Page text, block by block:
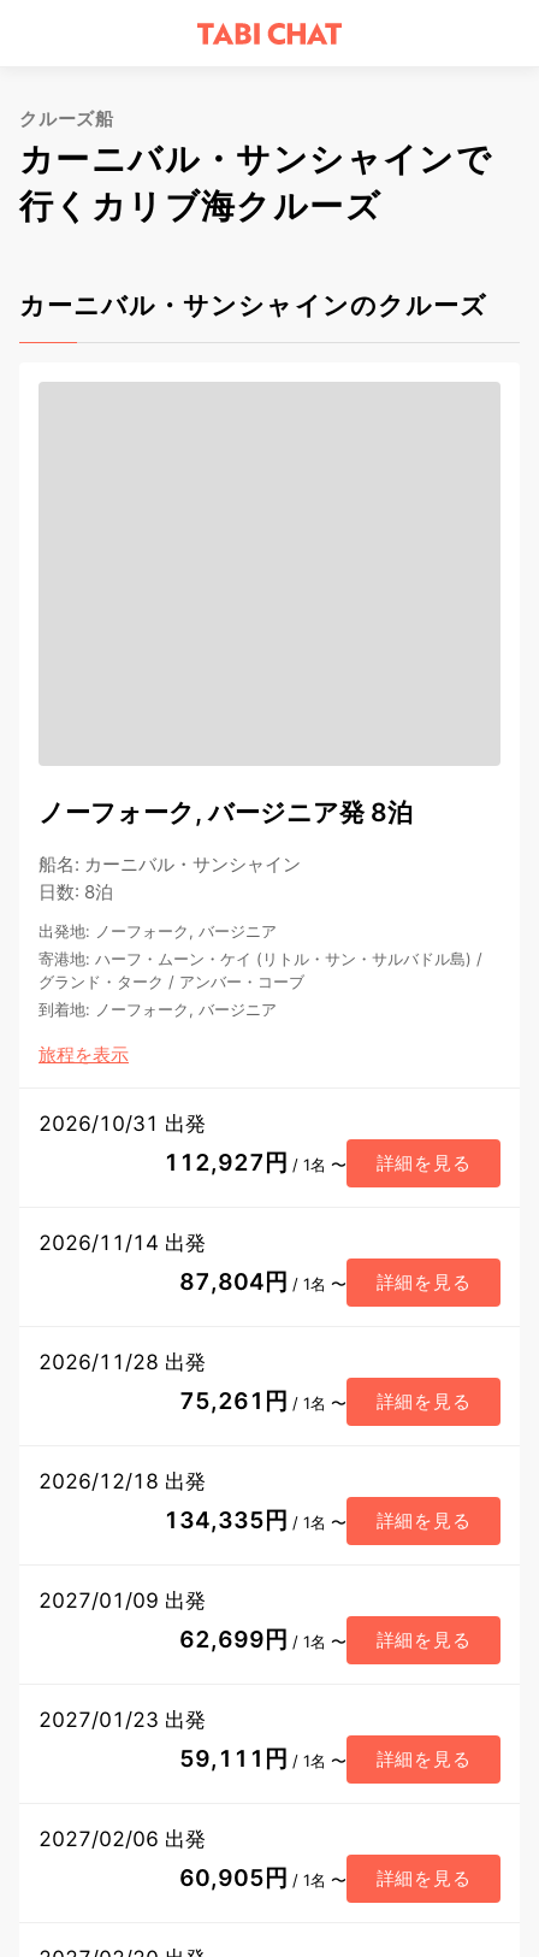
クルーズ船
カーニバル・サンシャインで
行くカリブ海クルーズ
カーニバル・サンシャインのクルーズ
ノーフォーク, バージニア発 8泊
船名: カーニバル・サンシャイン
日数: 8泊
出発地: ノーフォーク, バージニア
寄港地: ハーフ・ムーン・ケイ (リトル・サン・サルバドル島) /
グランド・ターク / アンバー・コーブ
到着地: ノーフォーク, バージニア
旅程を表示
2026/10/31 出発
112,927円 / 1名 〜 詳細を見る
2026/11/14 出発
87,804円 / 1名 〜 詳細を見る
2026/11/28 出発
75,261円 / 1名 〜 詳細を見る
2026/12/18 出発
134,335円 / 1名 〜 詳細を見る
2027/01/09 出発
62,699円 / 1名 〜 詳細を見る
2027/01/23 出発
59,111円 / 1名 〜 詳細を見る
2027/02/06 出発
60,905円 / 1名 〜 詳細を見る